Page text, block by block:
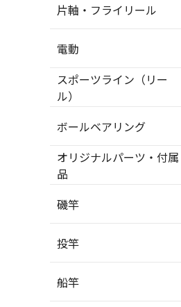
片軸・フライリール
電動
スポーツライン（リー
ル）
ボールベアリング
オリジナルパーツ・付属
品
磯竿
投竿
船竿